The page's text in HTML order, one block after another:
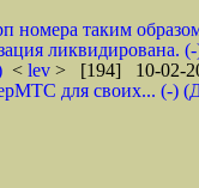
номера таким
ликвидирована.
< lev > [194] 10-02-
для своих... (-)